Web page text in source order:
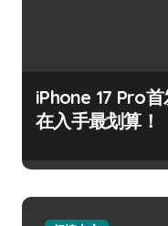
iPhone 17 Pro
在入手最划算！